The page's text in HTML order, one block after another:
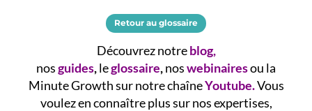
Retour au glossaire
Découvrez notre blog,
nosguides,leglossaire,noswebinairesou la
Minute Growth sur notre chaîneYoutube.Vous
voulez en connaître plus sur nos expertises,